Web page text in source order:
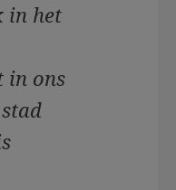
in het
in ons